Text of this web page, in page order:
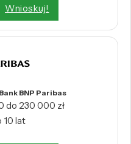
Wnioskuj!
BNP Paribas
do 230 000 zł
10 lat